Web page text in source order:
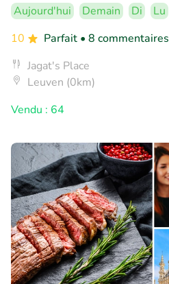
Aujourd'hui Demain Di Lu
10
Parfait • 8 commentaires
Jagat's Place
Leuven (0km)
Vendu : 64